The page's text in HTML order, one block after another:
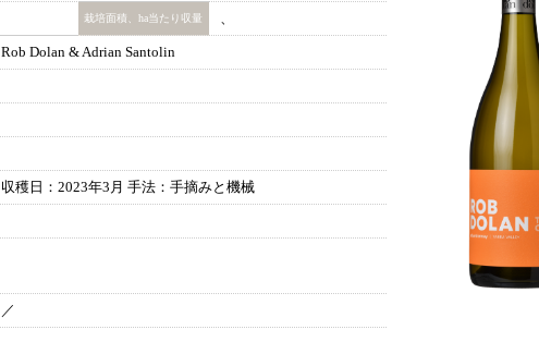
栽培面積、ha当たり収量 、
Rob Dolan & Adrian Santolin
収穫日：2023年3月 手法：手摘みと機械
／